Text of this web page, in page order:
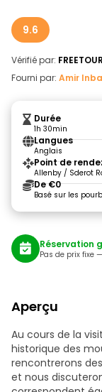
9.6
Vérifié par:
Fourni par: Amir
Durée
1h 30min
Langues
Anglais
Point de
Allenby / Sderot
De €0
Basé sur les
Réservation
Pas de prix fixe
Aperçu
Au cours de la
historique des
rencontrerons
et nous